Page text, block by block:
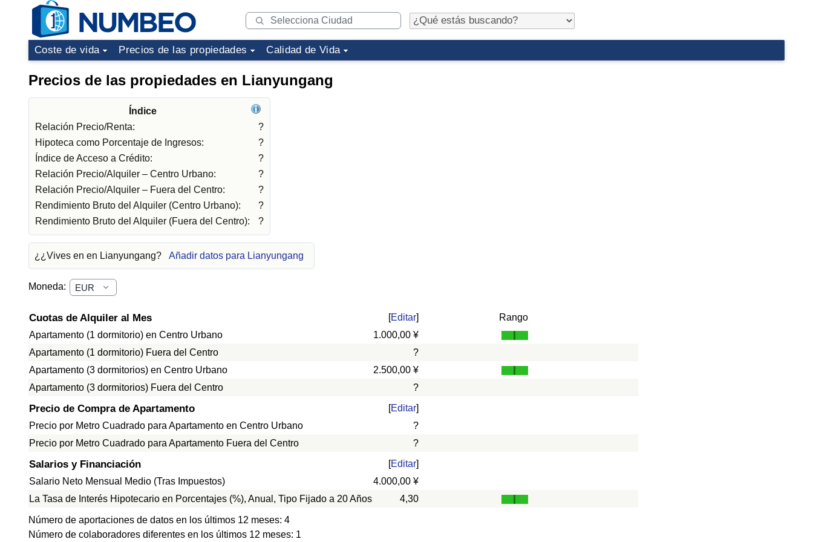
Coste de vida Precios de las propiedades Calidad de Vida
Precios de las propiedades en Lianyungang
Índice
Relación Precio/Renta:
?
Hipoteca como Porcentaje de Ingresos:
?
Índice de Acceso a Crédito:
?
Relación Precio/Alquiler – Centro Urbano:
?
Relación Precio/Alquiler – Fuera del Centro:
?
Rendimiento Bruto del Alquiler (Centro Urbano):
?
Rendimiento Bruto del Alquiler (Fuera del Centro):
?
¿¿Vives en en Lianyungang? Añadir datos para Lianyungang
Moneda:
Cuotas de Alquiler al Mes [Editar]
Rango
Apartamento (1 dormitorio) en Centro Urbano
1.000,00 ¥
Apartamento (1 dormitorio) Fuera del Centro
?
Apartamento (3 dormitorios) en Centro Urbano
2.500,00 ¥
Apartamento (3 dormitorios) Fuera del Centro
?
Precio de Compra de Apartamento [Editar]
Precio por Metro Cuadrado para Apartamento en Centro Urbano
?
Precio por Metro Cuadrado para Apartamento Fuera del Centro
?
Salarios y Financiación [Editar]
Salario Neto Mensual Medio (Tras Impuestos)
4.000,00 ¥
La Tasa de Interés Hipotecario en Porcentajes (%), Anual, Tipo Fijado a 20 Años
4,30
Número de aportaciones de datos en los últimos 12 meses: 4
Número de colaboradores diferentes en los últimos 12 meses: 1